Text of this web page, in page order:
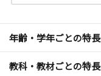
年齢・学年ごとの特長
教科・教材ごとの特長